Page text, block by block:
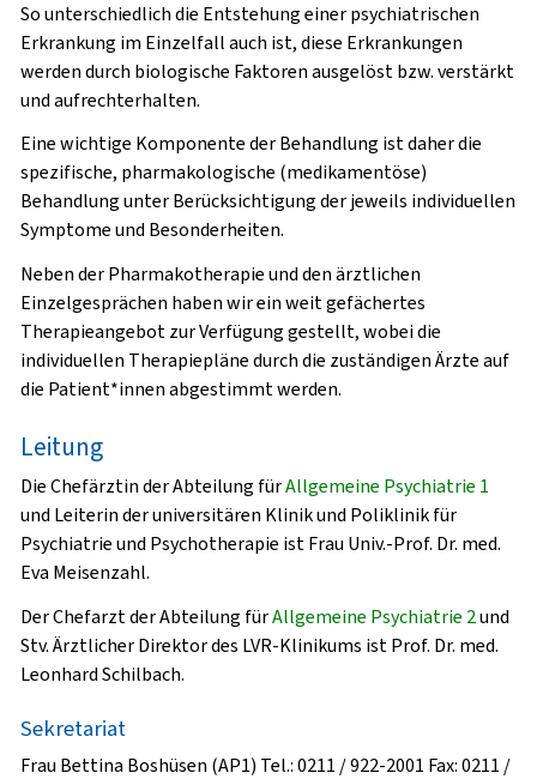
So unterschiedlich die Entstehung einer psychiatrischen
Erkrankung im Einzelfall auch ist, diese Erkrankungen
werden durch biologische Faktoren ausgelöst bzw. verstärkt
und aufrechterhalten.
Eine wichtige Komponente der Behandlung ist daher die
spezifische, pharmakologische (medikamentöse)
Behandlung unter Berücksichtigung der jeweils individuellen
Symptome und Besonderheiten.
Neben der Pharmakotherapie und den ärztlichen
Einzelgesprächen haben wir ein weit gefächertes
Therapieangebot zur Verfügung gestellt, wobei die
individuellen Therapiepläne durch die zuständigen Ärzte auf
die Patient*innen abgestimmt werden.
Leitung
Die Chefärztin der Abteilung fürAllgemeine Psychiatrie 1
und Leiterin der universitären Klinik und Poliklinik für
Psychiatrie und Psychotherapie ist Frau Univ.-Prof. Dr. med.
Eva Meisenzahl.
Der Chefarzt der Abteilung fürAllgemeine Psychiatrie 2und
Stv. Ärztlicher Direktor des LVR-Klinikums ist Prof. Dr. med.
Leonhard Schilbach.
Sekretariat
Frau Bettina Boshüsen (AP1) Tel.: 0211 / 922-2001 Fax: 0211 /